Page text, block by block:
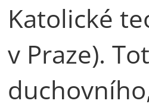
Katolické
v Praze).